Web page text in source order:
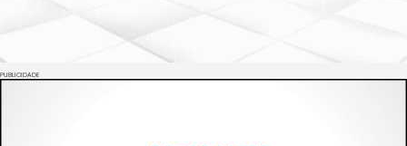
PUBLICIDADE